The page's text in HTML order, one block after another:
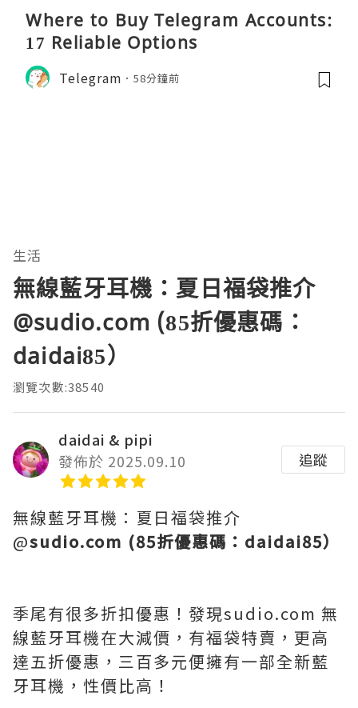
Where to Buy Telegram Accounts:
17 Reliable Options
Telegram 58分鐘前
生活
無線藍牙耳機：夏日福袋推介
@sudio.com (85折優惠碼：
daidai85）
瀏覽次數:38540
daidai & pipi
發佈於 2025.09.10
追蹤
無線藍牙耳機：夏日福袋推介
@sudio.com (85折優惠碼：daidai85）
季尾有很多折扣優惠！發現sudio.com 無
線藍牙耳機在大減價，有福袋特賣，更高
達五折優惠，三百多元便擁有一部全新藍
牙耳機，性價比高！